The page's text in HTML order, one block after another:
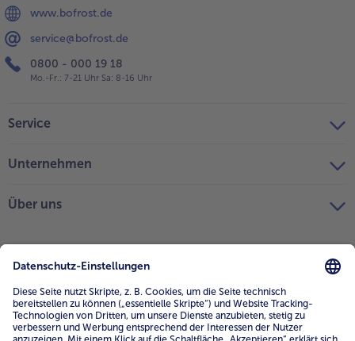
www.bofrost.de
service@bofrost.de
0800 - 000 19 18
Mo.-Fr.: 7-21 Uhr Sa: 8-16 Uhr
Service
Unternehmen
Über uns